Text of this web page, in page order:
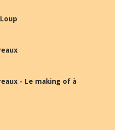
- Le making of à